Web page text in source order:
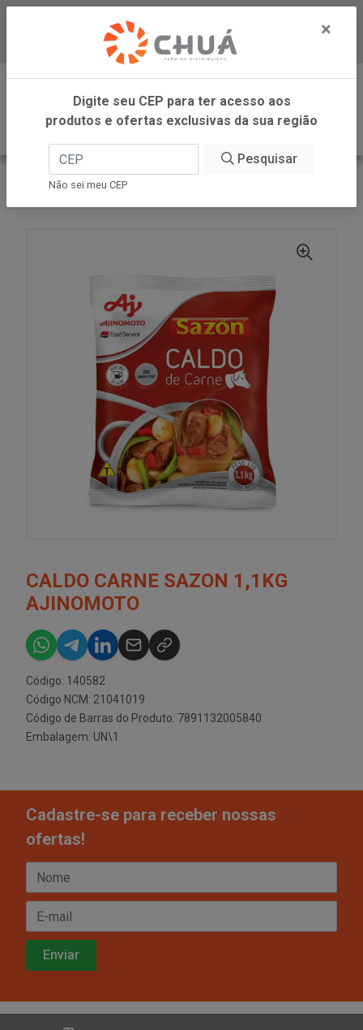
Baixe já nosso APP
0
INÍCIO
AJINOMOTO FOOD SERVICE
CALDO CARNE SAZON 1,1KG
AJINOMOTO
Código: 140582
Código NCM: 21041019
Código de Barras do Produto: 7891132005840
Embalagem: UN\1
Cadastre-se para receber nossas
ofertas!
×
Digite seu CEP para ter acesso aos
produtos e ofertas exclusivas da sua região
Pesquisar
Não sei meu CEP